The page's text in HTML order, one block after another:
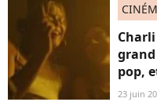
pop,
23 juin